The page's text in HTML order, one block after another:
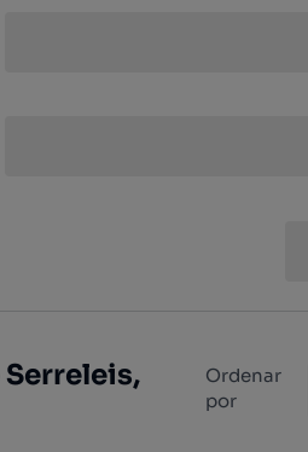
Ordenar
por